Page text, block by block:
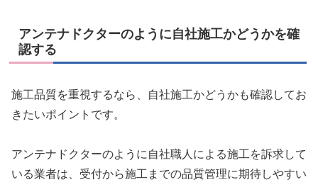
アンテナドクターのように自社施工かどうかを確
認する
施工品質を重視するなら、自社施工かどうかも確認してお
きたいポイントです。
アンテナドクターのように自社職人による施工を訴求して
いる業者は、受付から施工までの品質管理に期待しやすい